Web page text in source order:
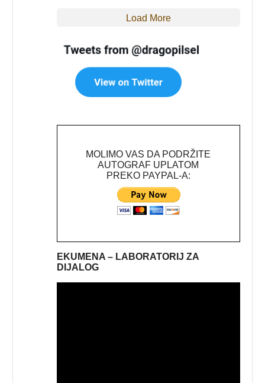
Load More
MOLIMO VAS DA PODRŽITE
AUTOGRAF UPLATOM
PREKO PAYPAL-A:
EKUMENA – LABORATORIJ ZA
DIJALOG